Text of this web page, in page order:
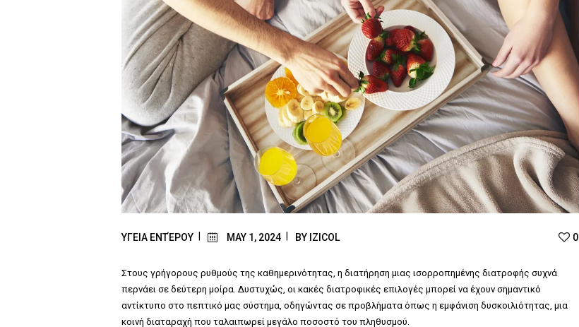
ΥΓΕΙΑ ΕΝΤΈΡΟΥ MAY 1, 2024 BY IZICOL 0
Στους γρήγορους ρυθμούς της καθημερινότητας, η διατήρηση μιας ισορροπημένης διατροφής συχνά
περνάει σε δεύτερη μοίρα. Δυστυχώς, οι κακές διατροφικές επιλογές μπορεί να έχουν σημαντικό
αντίκτυπο στο πεπτικό μας σύστημα, οδηγώντας σε προβλήματα όπως η εμφάνιση δυσκοιλιότητας, μια
κοινή διαταραχή που ταλαιπωρεί μεγάλο ποσοστό του πληθυσμού.